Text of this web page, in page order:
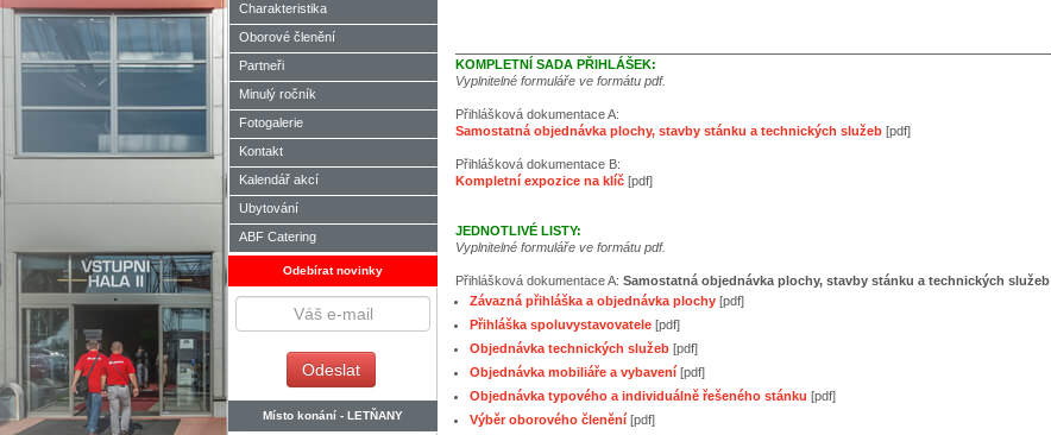
Charakteristika
Oborové členění
Partneři
Minulý ročník
Fotogalerie
Kontakt
Kalendář akcí
Ubytování
ABF Catering
Odebírat novinky
Místo konání - LETŇANY
KOMPLETNÍ SADA PŘIHLÁŠEK:
Vyplnitelné formuláře ve formátu pdf.
Přihlášková dokumentace A:
Samostatná objednávka plochy, stavby stánku a technických služeb [pdf]
Přihlášková dokumentace B:
Kompletní expozice na klíč [pdf]
JEDNOTLIVÉ LISTY:
Vyplnitelné formuláře ve formátu pdf.
Přihlášková dokumentace A: Samostatná objednávka plochy, stavby stánku a technických služeb
Závazná přihláška a objednávka plochy [pdf]
Přihláška spoluvystavovatele [pdf]
Objednávka technických služeb [pdf]
Objednávka mobiliáře a vybavení [pdf]
Objednávka typového a individuálně řešeného stánku [pdf]
Výběr oborového členění [pdf]